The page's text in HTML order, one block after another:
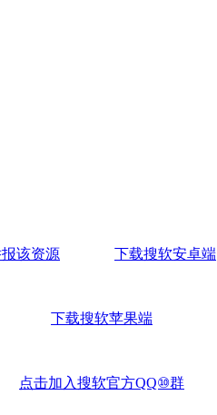
该资源 下载搜软安卓端
下载搜软苹果端
点击加入搜软官方QQ⑩群